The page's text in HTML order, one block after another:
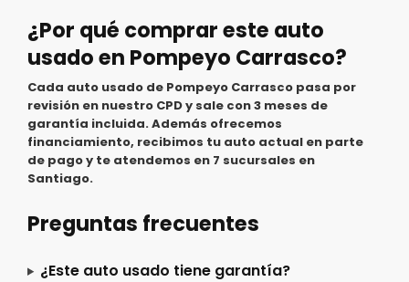
¿Por qué comprar este auto
usado en Pompeyo Carrasco?
Cada auto usado de Pompeyo Carrasco pasa por
revisión en nuestro CPD y sale con 3 meses de
garantía incluida. Además ofrecemos
financiamiento, recibimos tu auto actual en parte
de pago y te atendemos en 7 sucursales en
Santiago.
Preguntas frecuentes
¿Este auto usado tiene garantía?